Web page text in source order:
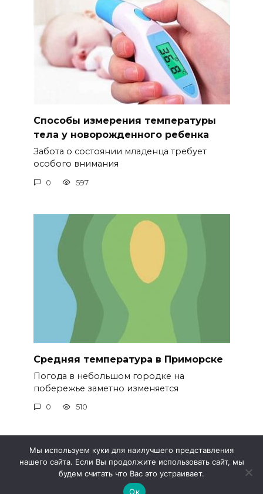
Способы измерения температуры
тела у новорожденного ребенка
Забота о состоянии младенца требует
особого внимания
0 597
Средняя температура в Приморске
Погода в небольшом городке на
побережье заметно изменяется
0 510
© 2026 Метео 4
Мы используем куки для наилучшего представления
нашего сайта. Если Вы продолжите использовать сайт, мы
будем считать что Вас это устраивает.
Ок